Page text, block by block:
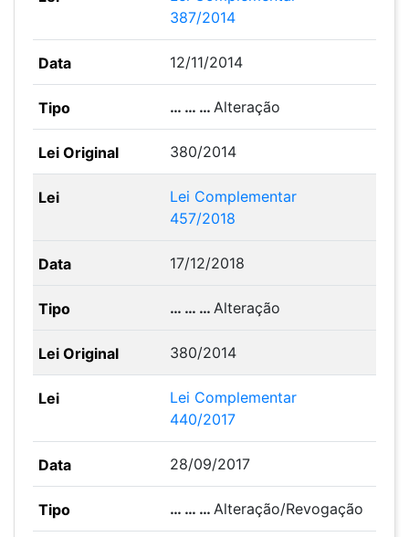
387/2014
12/11/2014
… … …Alteração
380/2014
Lei Complementar
457/2018
17/12/2018
… … …Alteração
380/2014
Lei Complementar
440/2017
28/09/2017
… … …Alteração/Revogação